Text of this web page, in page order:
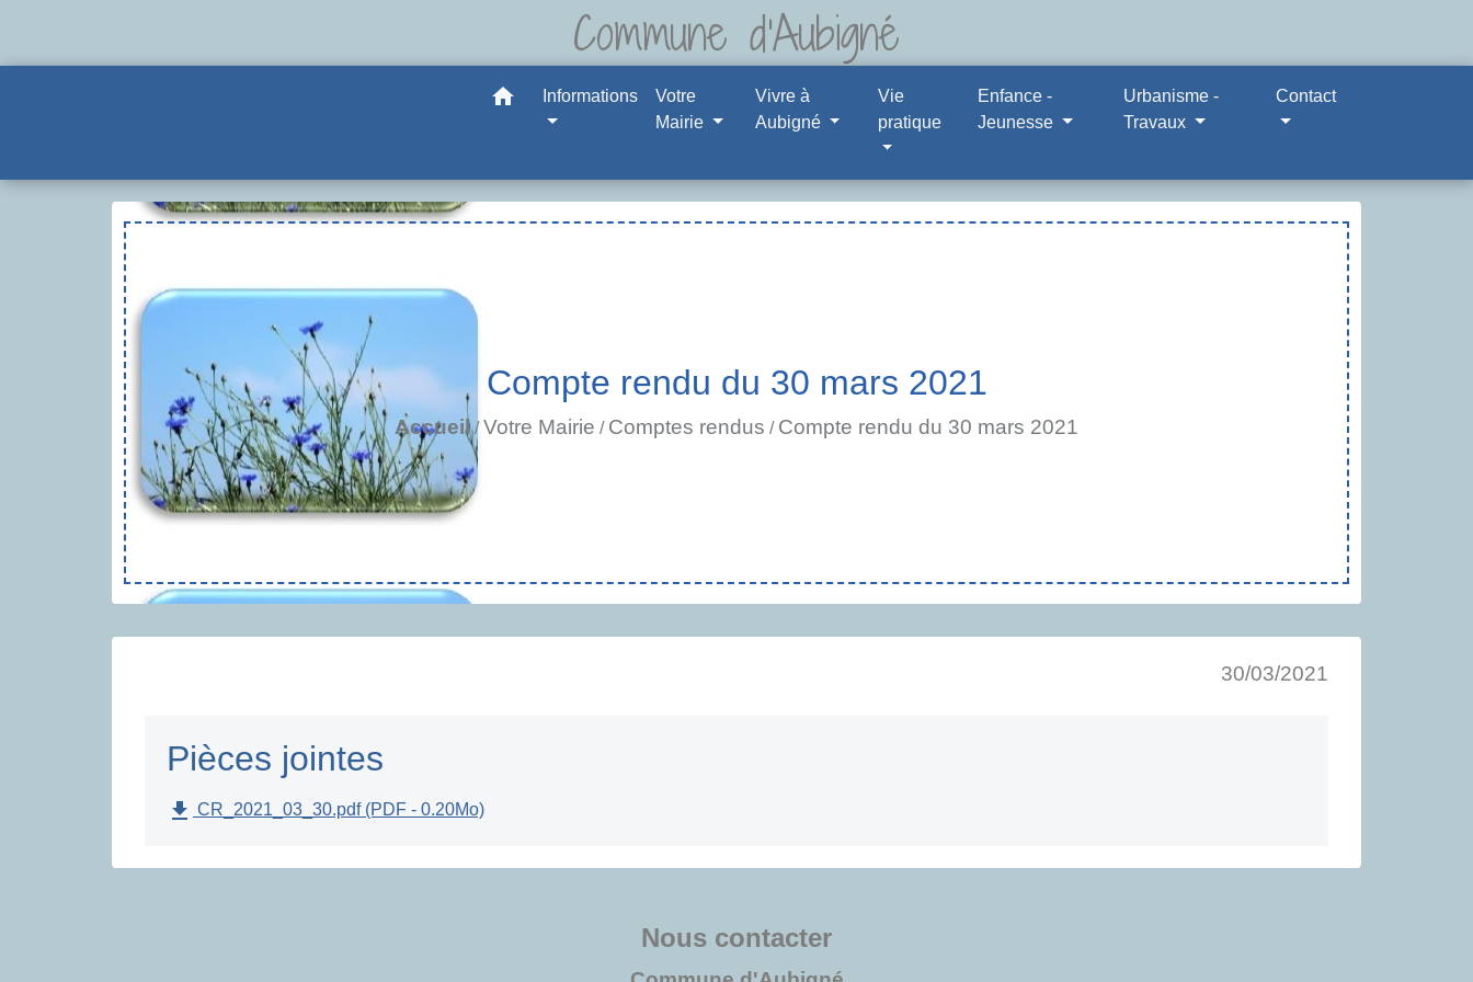
Commune d'Aubigné
home Informations
Votre
Mairie
Vivre à
Aubigné
Vie
pratique
Enfance -
Jeunesse
Urbanisme -
Travaux
Contact
Compte rendu du 30 mars 2021
Accueil/Votre Mairie / Comptes rendus / Compte rendu du 30 mars 2021
30/03/2021
Pièces jointes
file_download CR_2021_03_30.pdf (PDF - 0.20Mo)
Nous contacter